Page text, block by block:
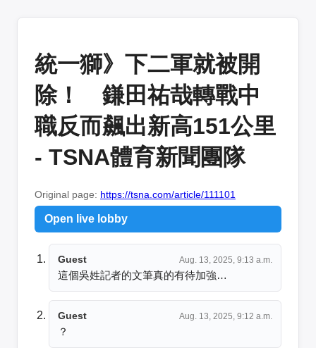
統一獅》下二軍就被開
除！ 鎌田祐哉轉戰中
職反而飆出新高151公里
- TSNA體育新聞團隊
Original page: https://tsna.com/article/111101
Open live lobby
Guest Aug. 13, 2025, 9:13 a.m.
這個吳姓記者的文筆真的有待加強…
Guest Aug. 13, 2025, 9:12 a.m.
？